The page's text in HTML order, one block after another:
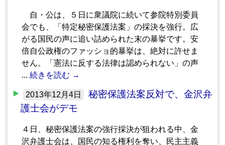
自・公は、５日に衆議院に続いて参院特別委員
会でも、「特定秘密保護法案」の採決を強行。広
がる国民の声に追い詰められた末の暴挙です。安
倍自公政権のファッショ的暴挙は、絶対に許せま
せん。「憲法に反する法律は認められない」の声
... 続きを読む →
2013年12月4日
秘密保護法案反対で、金沢弁
護士会がデモ
４日、秘密保護法案の強行採決が狙われる中、金
沢弁護士会は、国民の知る権利を奪い、民主主義